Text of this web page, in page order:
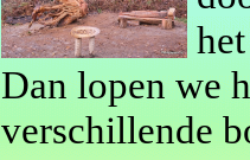
Dan lopen we
verschillende